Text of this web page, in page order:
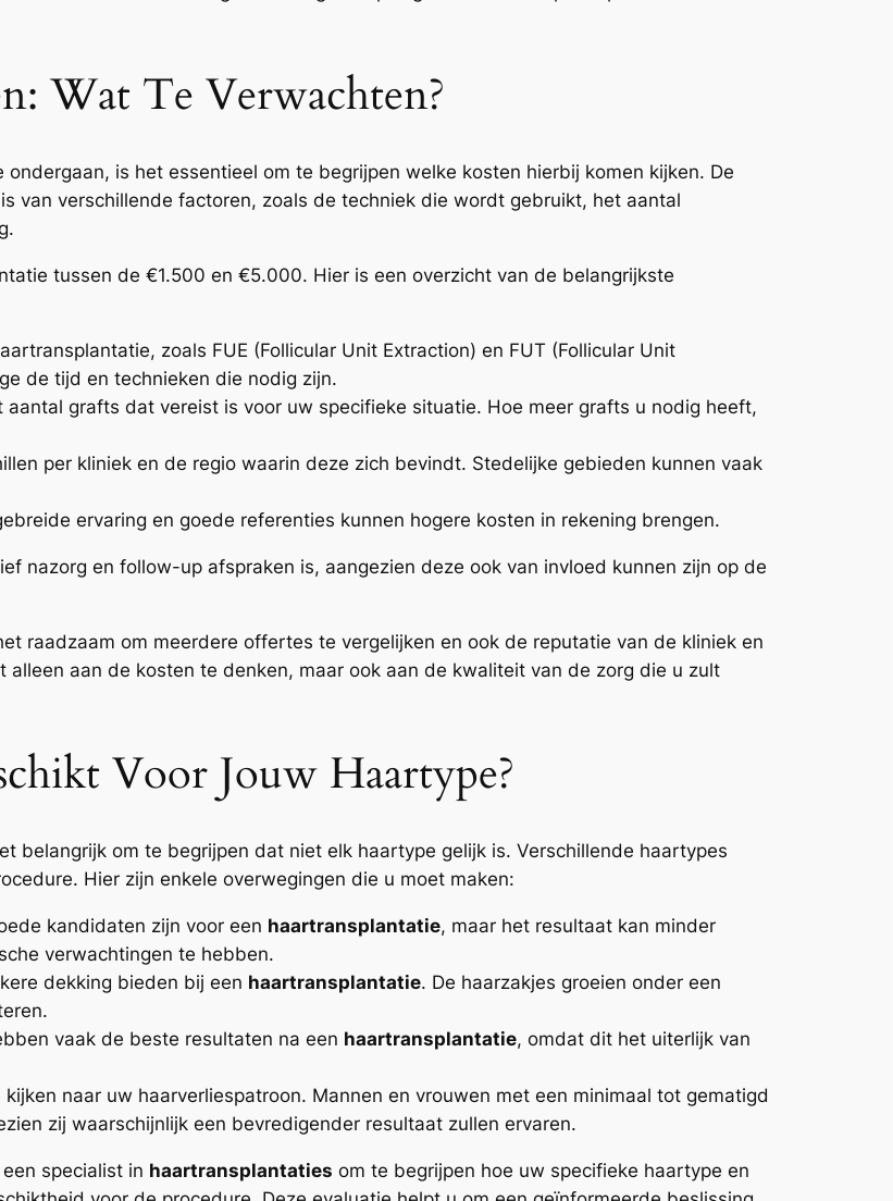
Wat Te Verwachten?
is het essentieel om te begrijpen welke kosten hierbij komen kijken. De
van verschillende factoren, zoals de techniek die wordt gebruikt, het aantal
tussen de €1.500 en €5.000. Hier is een overzicht van de belangrijkste
zoals FUE (Follicular Unit Extraction) en FUT (Follicular Unit
de tijd en technieken die nodig zijn.
aantal grafts dat vereist is voor uw specifieke situatie. Hoe meer grafts u nodig heeft,
per kliniek en de regio waarin deze zich bevindt. Stedelijke gebieden kunnen vaak
ervaring en goede referenties kunnen hogere kosten in rekening brengen.
nazorg en follow-up afspraken is, aangezien deze ook van invloed kunnen zijn op de
raadzaam om meerdere offertes te vergelijken en ook de reputatie van de kliniek en
aan de kosten te denken, maar ook aan de kwaliteit van de zorg die u zult
Voor Jouw Haartype?
belangrijk om te begrijpen dat niet elk haartype gelijk is. Verschillende haartypes
Hier zijn enkele overwegingen die u moet maken:
kandidaten zijn voor een haartransplantatie, maar het resultaat kan minder
verwachtingen te hebben.
dekking bieden bij een haartransplantatie. De haarzakjes groeien onder een
vaak de beste resultaten na een haartransplantatie, omdat dit het uiterlijk van
naar uw haarverliespatroon. Mannen en vrouwen met een minimaal tot gematigd
zij waarschijnlijk een bevredigender resultaat zullen ervaren.
specialist in haartransplantaties om te begrijpen hoe uw specifieke haartype en